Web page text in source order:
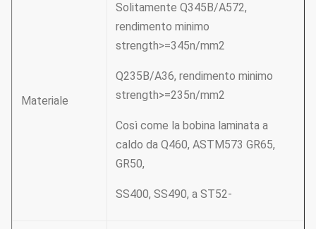
Materiale
Solitamente Q345B/A572,
rendimento minimo
strength>=345n/mm2
Q235B/A36, rendimento minimo
strength>=235n/mm2
Così come la bobina laminata a
caldo da Q460, ASTM573 GR65,
GR50,
SS400, SS490, a ST52-